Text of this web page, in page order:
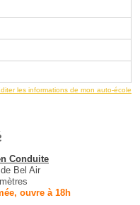
les informations de mon auto-école
Conduite
Bel Air
ouvre à 18h